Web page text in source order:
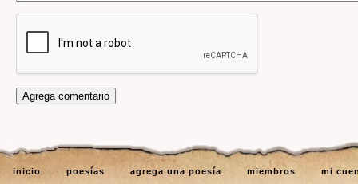
inicio poesías agrega una poesía miembros mi